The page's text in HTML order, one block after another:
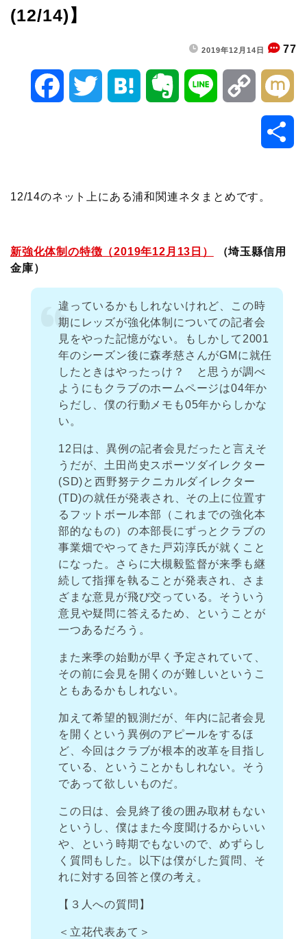
(12/14)】
2019年12月14日 77
o
k
a o
o
i
k
12/14のネット上にある浦和関連ネタまとめです。
新強化体制の特徴（2019年12月13日）
（埼玉縣信用
金庫）
違っているかもしれないけれど、この時
期にレッズが強化体制についての記者会
見をやった記憶がない。もしかして2001
年のシーズン後に森孝慈さんがGMに就任
したときはやったっけ？ と思うが調べ
ようにもクラブのホームページは04年か
らだし、僕の行動メモも05年からしかな
い。
12日は、異例の記者会見だったと言えそ
うだが、土田尚史スポーツダイレクター
(SD)と西野努テクニカルダイレクター
(TD)の就任が発表され、その上に位置す
るフットボール本部（これまでの強化本
部的なもの）の本部長にずっとクラブの
事業畑でやってきた戸苅淳氏が就くこと
になった。さらに大槻毅監督が来季も継
続して指揮を執ることが発表され、さま
ざまな意見が飛び交っている。そういう
意見や疑問に答えるため、ということが
一つあるだろう。
また来季の始動が早く予定されていて、
その前に会見を開くのが難しいというこ
ともあるかもしれない。
加えて希望的観測だが、年内に記者会見
を開くという異例のアピールをするほ
ど、今回はクラブが根本的改革を目指し
ている、ということかもしれない。そう
であって欲しいものだ。
この日は、会見終了後の囲み取材もない
というし、僕はまた今度聞けるからいい
や、という時期でもないので、めずらし
く質問もした。以下は僕がした質問、そ
れに対する回答と僕の考え。
【３人への質問】
＜立花代表あて＞